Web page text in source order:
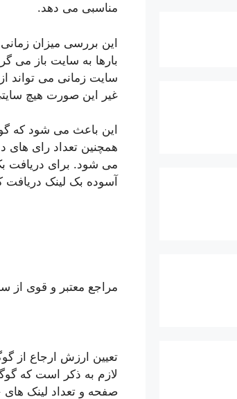
مناسبی می دهد.
این بررسی میزان
بارها به سایت باز می
سایت زمانی می تواند
غیر این صورت هیچ
این باعث می شود که
همچنین تعداد رای
می شود. برای دریافت
آسوده بک لینک دریافت
مراجع معتبر و قوی از
تعیین ارزش ارجاع از
لازم به ذکر است که
صفحه و تعداد لینک